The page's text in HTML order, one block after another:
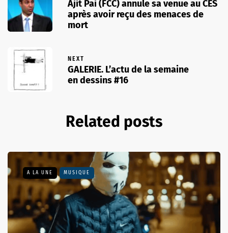
Ajit Pai (FCC) annule sa venue au CES
après avoir reçu des menaces de
mort
NEXT
GALERIE. L’actu de la semaine
en dessins #16
Related posts
A LA UNE MUSIQUE